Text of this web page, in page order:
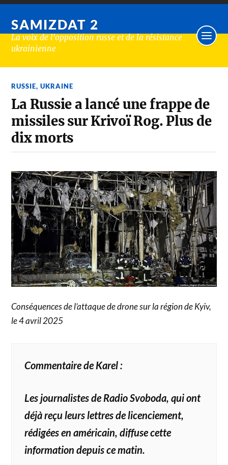
SAMIZDAT 2
La voix de l'opposition russe et de la résistance
ukrainienne
RUSSIE,UKRAINE
La Russie a lancé une frappe de
missiles sur Krivoï Rog. Plus de
dix morts
Conséquences de l’attaque de drone sur la région de Kyiv,
le 4 avril 2025
Commentaire de Karel :
Les journalistes de Radio Svoboda, qui ont
déjà reçu leurs lettres de licenciement,
rédigées en américain, diffuse cette
information depuis ce matin.